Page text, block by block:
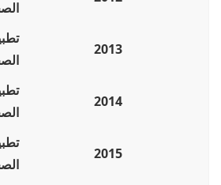
2013
2014
2015